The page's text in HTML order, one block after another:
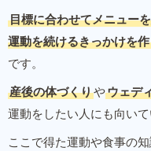
目標に合わせてメニュー
運動を続けるきっかけを
です。
産後の体づくりやウェデ
運動をしたい人にも向いて
ここで得た運動や食事の